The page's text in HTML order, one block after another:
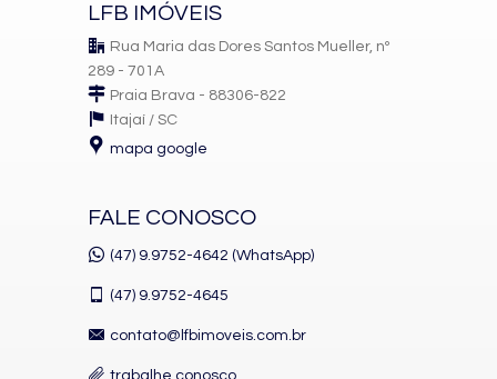
LFB IMÓVEIS
Rua Maria das Dores Santos Mueller, nº
289 - 701A
Praia Brava - 88306-822
Itajaí / SC
mapa google
FALE CONOSCO
(47) 9.9752-4642 (WhatsApp)
(47) 9.9752-4645
contato@lfbimoveis.com.br
trabalhe conosco